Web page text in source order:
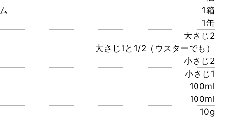
1箱
1缶
大さじ2
大さじ1と1/2（ウスターでも）
小さじ2
小さじ1
100ml
100ml
10g